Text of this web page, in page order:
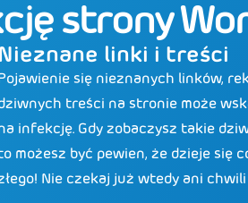
strony
Nieznane linki i treści
się nieznanych linków,
treści na stronie może
infekcję. Gdy zobaczysz takie
możesz być pewien, że dzieje się
Nie czekaj już wtedy ani chwili